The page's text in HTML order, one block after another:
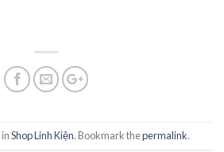
Shop Linh Kiện. Bookmark thepermalink.